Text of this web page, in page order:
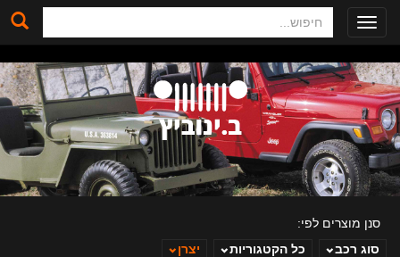
Toggle
navigation
סנן מוצרים לפי:
סוג רכב
כל הקטגוריות יצרן